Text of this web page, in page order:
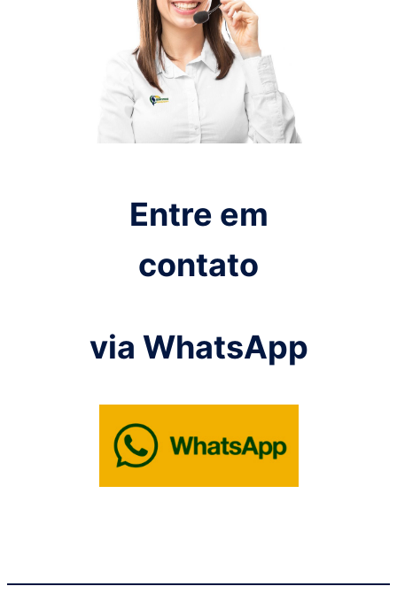
Entre em
contato
via WhatsApp